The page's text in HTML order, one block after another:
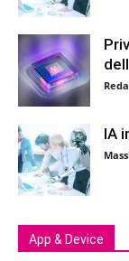
IA
App & Device